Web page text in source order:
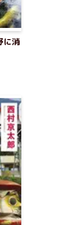
に消